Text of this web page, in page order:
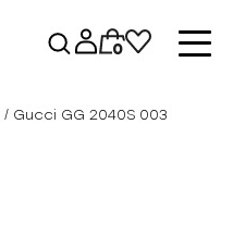
0
/ Gucci GG 2040S 003